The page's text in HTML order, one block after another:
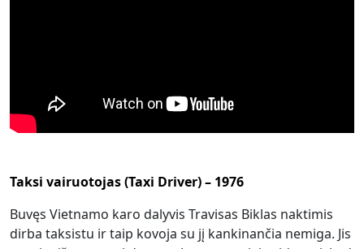
Taksi vairuotojas (Taxi Driver) – 1976
Buvęs Vietnamo karo dalyvis Travisas Biklas naktimis
dirba taksistu ir taip kovoja su jį kankinančia nemiga. Jis